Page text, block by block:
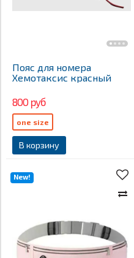
Пояс для номера
Хемотаксис красный
800 руб
В корзину
one size
New!